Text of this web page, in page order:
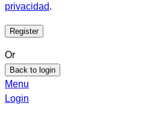
privacidad.
Or
Back to login
Menu
Login